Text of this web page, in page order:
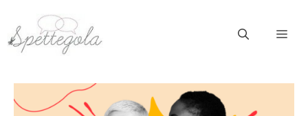
contenuto